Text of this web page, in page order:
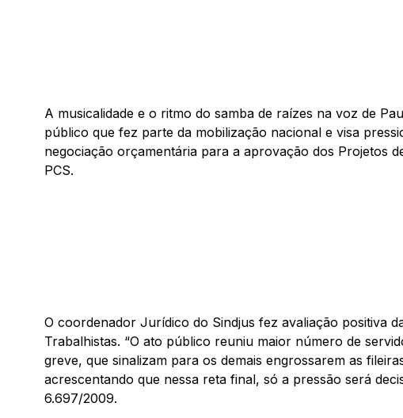
A musicalidade e o ritmo do samba de raízes na voz de
público que fez parte da mobilização nacional e visa
negociação orçamentária para a aprovação dos Projetos
PCS.
O coordenador Jurídico do Sindjus fez avaliação positiva
Trabalhistas. “O ato público reuniu maior número de
greve, que sinalizam para os demais engrossarem as
acrescentando que nessa reta final, só a pressão será
6.697/2009.